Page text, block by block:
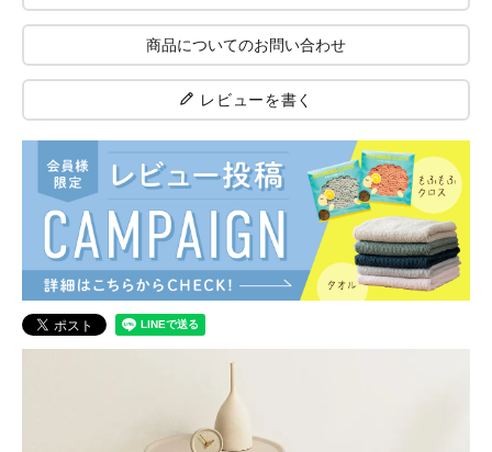
商品についてのお問い合わせ
レビューを書く